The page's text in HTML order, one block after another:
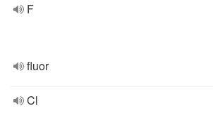
F
fluor
Cl